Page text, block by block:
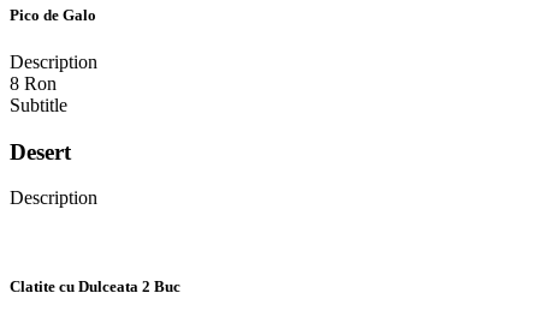
Pico de Galo
Description
8 Ron
Subtitle
Desert
Description
Clatite cu Dulceata 2 Buc